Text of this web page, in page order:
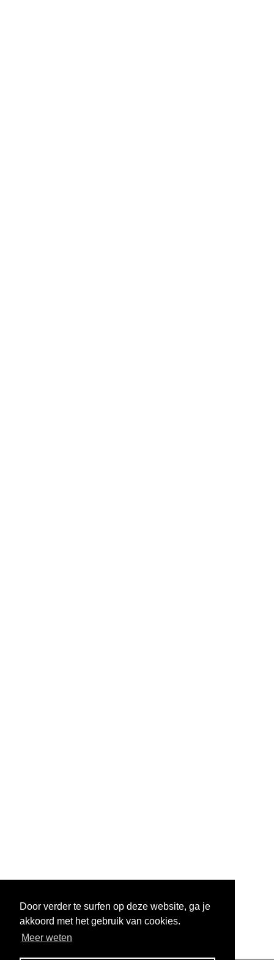
Door verder te surfen op deze website, ga je
akkoord met het gebruik van cookies.
Meer weten